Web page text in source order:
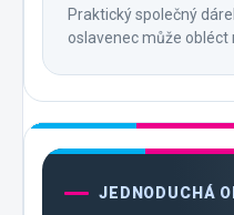
Praktický společný
oslavenec může obléct
JEDNODUCHÁ